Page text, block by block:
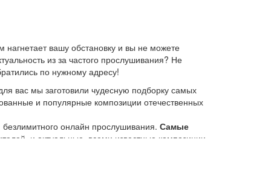
вашу обстановку и вы не можете
из за частого прослушивания? Не
по нужному адресу!
вас мы заготовили чудесную подборку самых
и популярные композиции отечественных
онлайн прослушивания. Самые
и актуальные, всеми известные композиции